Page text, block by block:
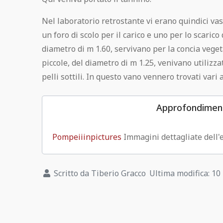
Nel laboratorio retrostante vi erano quindici
un foro di scolo per il carico e uno per lo scarico
diametro di m 1.60, servivano per la concia
piccole, del diametro di m 1.25, venivano
pelli sottili. In questo vano vennero trovati vari
Pompeiiinpictures Immagini dettagliate
Scritto da Tiberio Gracco Ultima modifica:
Casa di Fabius Amandius I - 7, 2-3
Casa dell'Efebo I - 7,10-12.19
Casa del Sacerdos Amandus I - 7,7
Casa dei Quadretti teatrali I - 6, 11
Casa degli Amanti I-10, 11